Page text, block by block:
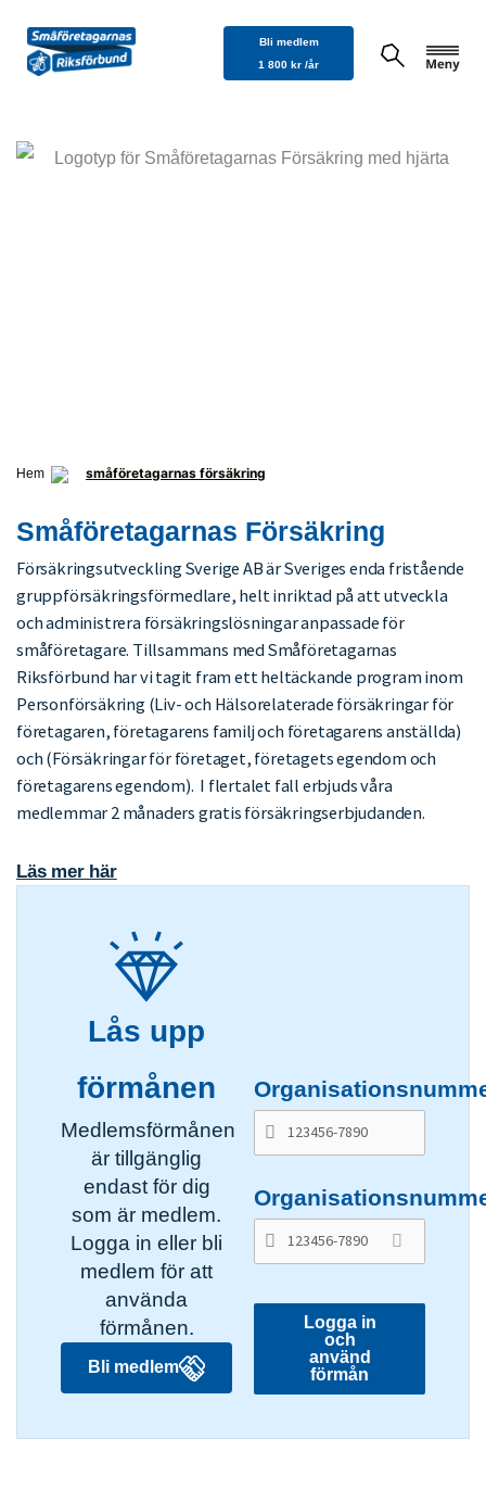
innehåll
Bli medlem
1 800 kr /år
Hem småföretagarnas försäkring
Småföretagarnas Försäkring
Försäkringsutveckling Sverige AB är Sveriges enda fristående
gruppförsäkringsförmedlare, helt inriktad på att utveckla
och administrera försäkringslösningar anpassade för
småföretagare. Tillsammans med Småföretagarnas
Riksförbund har vi tagit fram ett heltäckande program inom
Personförsäkring (Liv- och Hälsorelaterade försäkringar för
företagaren, företagarens familj och företagarens anställda)
och (Försäkringar för företaget, företagets egendom och
företagarens egendom). I flertalet fall erbjuds våra
medlemmar 2 månaders gratis försäkringserbjudanden.
Läs mer här
Lås upp
förmånen
Medlemsförmånen
är tillgänglig
endast för dig
som är medlem.
Logga in eller bli
medlem för att
använda
förmånen.
Bli medlem
Logga in
och
använd
förmån